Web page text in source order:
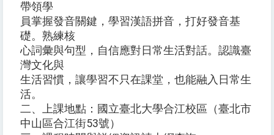
帶領學
員掌握發音關鍵，學習漢語拼音，打好發音基
礎。熟練核
心詞彙與句型，自信應對日常生活對話。認識臺
灣文化與
生活習慣，讓學習不只在課堂，也能融入日常生
活。
二、上課地點：國立臺北大學合江校區（臺北市
中山區合江街53號）